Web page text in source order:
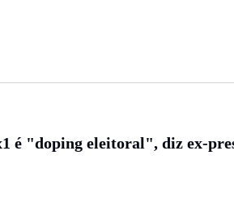
é "doping eleitoral", diz ex-